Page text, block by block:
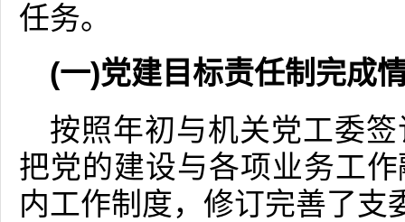
任务。
(一)党建目标责任制完成
按照年初与机关党工委
把党的建设与各项业务工
内工作制度，修订完善了支